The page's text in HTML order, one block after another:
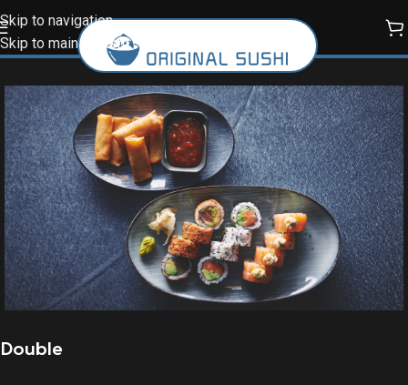
Skip to navigation
Skip to main content
Double